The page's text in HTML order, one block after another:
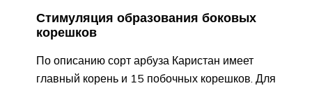
Стимуляция образования боковых
корешков
По описанию сорт арбуза Каристан имеет
главный корень и 15 побочных корешков. Для